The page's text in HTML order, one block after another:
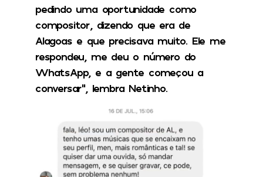
pedindo uma oportunidade como
compositor, dizendo que era de
Alagoas e que precisava muito. Ele me
respondeu, me deu o número do
WhatsApp, e a gente começou a
conversar”, lembra Netinho.